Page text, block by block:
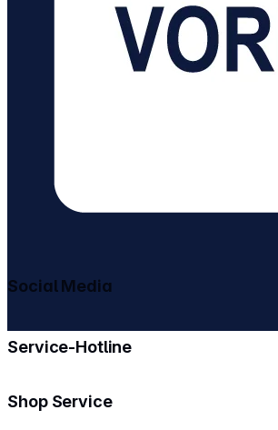
Service-Hotline
Shop Service
Social Media